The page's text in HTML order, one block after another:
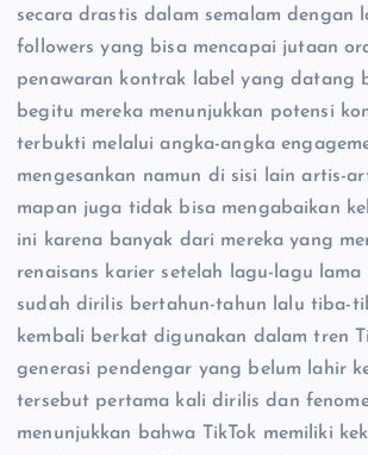
secara drastis dalam semalam dengan
followers yang bisa mencapai jutaan
penawaran kontrak label yang datang
begitu mereka menunjukkan potensi
terbukti melalui angka-angka
mengesankan namun di sisi lain artis-
mapan juga tidak bisa mengabaikan
ini karena banyak dari mereka yang
renaisans karier setelah lagu-lagu lama
sudah dirilis bertahun-tahun lalu tiba-
kembali berkat digunakan dalam tren
generasi pendengar yang belum lahir
tersebut pertama kali dirilis dan
menunjukkan bahwa TikTok memiliki